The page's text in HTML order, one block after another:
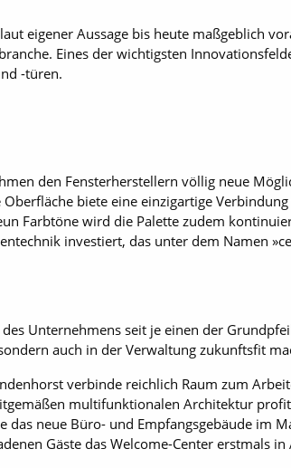
eigener Aussage bis heute maßgeblich
Eines der wichtigsten
-türen.
den Fensterherstellern völlig neue
biete eine einzigartige
Farbtöne wird die Palette zudem
investiert, das unter dem Namen
Unternehmens seit je einen der
auch in der Verwaltung zukunftsfit
verbinde reichlich Raum zum
multifunktionalen Architektur
neue Büro- und Empfangsgebäude im
Gäste das Welcome-Center erstmals